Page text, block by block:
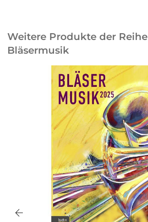
Weitere Produkte der Reihe
Bläsermusik